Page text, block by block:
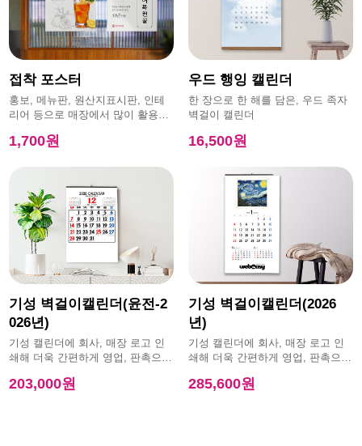
접착 포스터
홍보, 메뉴판, 원산지표시판, 인테
리어 등으로 매장에서 많이 활용하
1,700원
우드 행잉 캘린더
한 장으로 한 해를 담은, 우드 족자
벽걸이 캘린더
16,500원
기성 벽걸이캘린더(윤전-2
026년)
기성 캘린더에 회사, 매장 로고 인
쇄해 더욱 간편하게 영업, 판촉으로
203,000원
기성 벽걸이캘린더(2026
년)
기성 캘린더에 회사, 매장 로고 인
쇄해 더욱 간편하게 영업, 판촉으로
285,600원